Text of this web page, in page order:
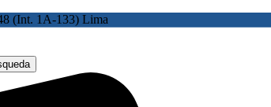
(Int. 1A-133) Lima